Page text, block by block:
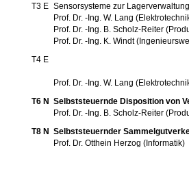
T3 E Sensorsysteme zur
Prof. Dr. -Ing. W. Lang
Prof. Dr. -Ing. B. Scholz-Reiter
Prof. Dr. -Ing. K. Windt
T4 E
Prof. Dr. -Ing. W. Lang
T6 N
Selbststeuernde Disposition von
Prof. Dr. -Ing. B. Scholz-Reiter
T8 N
Selbststeuernder
Prof. Dr. Otthein Herzog (Informatik)